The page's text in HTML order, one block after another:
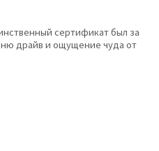
сертификат был за
драйв и ощущение чуда от